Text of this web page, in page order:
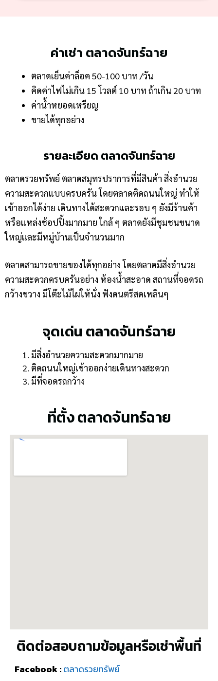
ค่าเช่า ตลาดจันทร์ฉาย
ตลาดเย็นค่าล็อค 50-100 บาท /วัน
คิดค่าไฟไม่เกิน 15 โวลต์ 10 บาท ถ้าเกิน 20 บาท
ค่าน้ำหยอดเหรียญ
ขายได้ทุกอย่าง
รายละเอียด ตลาดจันทร์ฉาย
ตลาดรวยทรัพย์ ตลาดสมุทรปราการที่มีสินค้า สิ่งอำนวย
ความสะดวกแบบครบครัน โดยตลาดติดถนนใหญ่ ทำให้
เข้าออกได้ง่าย เดินทางได้สะดวกและรอบ ๆ ยังมีร้านค้า
หรือแหล่งช้อปปิ้งมากมาย ใกล้ ๆ ตลาดยังมีชุมชนขนาด
ใหญ่และมีหมู่บ้านเป็นจำนวนมาก
ตลาดสามารถขายของได้ทุกอย่าง โดยตลาดมีสิ่งอำนวย
ความสะดวกครบครันอย่าง ห้องน้ำสะอาด สถานที่จอดรถ
กว้างขวาง มีโต๊ะไม้ไผ่ให้นั่ง ฟังดนตรีสดเพลินๆ
จุดเด่น ตลาดจันทร์ฉาย
มีสิ่งอำนวยความสะดวกมากมาย
ติดถนนใหญ่เข้าออกง่ายเดินทางสะดวก
มีที่จอดรถกว้าง
ที่ตั้ง ตลาดจันทร์ฉาย
ติดต่อสอบถามข้อมูลหรือเช่าพื้นที่
Facebook :ตลาดรวยทรัพย์